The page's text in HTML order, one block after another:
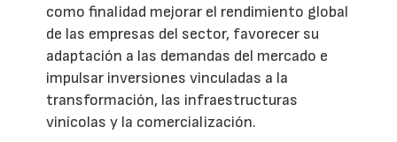
como finalidad mejorar el rendimiento global
de las empresas del sector, favorecer su
adaptación a las demandas del mercado e
impulsar inversiones vinculadas a la
transformación, las infraestructuras
vinícolas y la comercialización.